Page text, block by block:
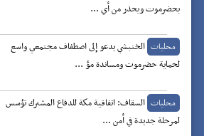
بحضرموت ويحذر من أي ...
محليات الخنبشي يدعو إلى اصطفاف مجتمعي واسع
لحماية حضرموت ومساندة مؤ ...
محليات السقاف: اتفاقية مكة للدفاع المشترك تؤسس
لمرحلة جديدة في أمن ...